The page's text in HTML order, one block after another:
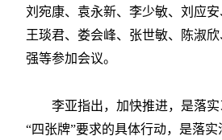
刘宛康、袁永新、李少敏、刘应安
王琰君、娄会峰、张世敏、陈淑
强等参加会议。
李亚指出，加快推进，是落
“四张牌”要求的具体行动，是落